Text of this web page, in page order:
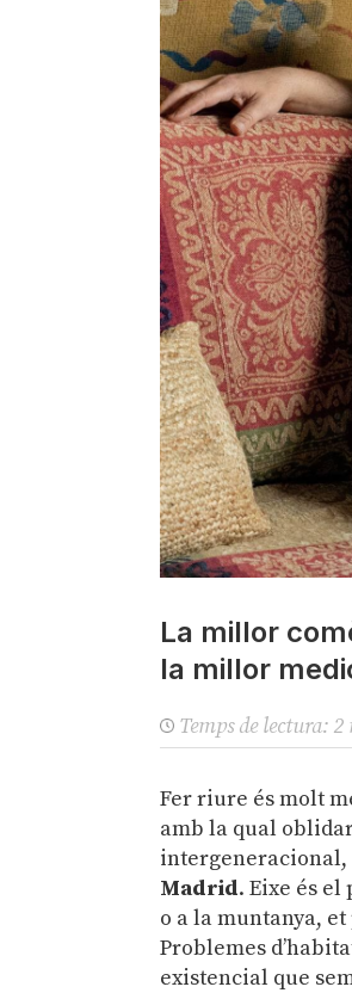
La millor
la millor
Temps de lectura: 2
Fer riure és molt
amb la qual
intergeneracional,
Madrid. Eixe és
o a la muntanya,
Problemes
existencial que